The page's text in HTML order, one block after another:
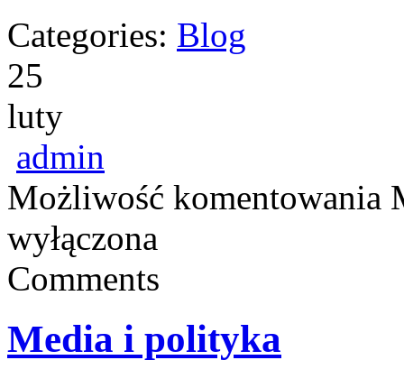
Categories: Blog
25
luty
admin
Możliwość komentowania
wyłączona
Comments
Media i polityka